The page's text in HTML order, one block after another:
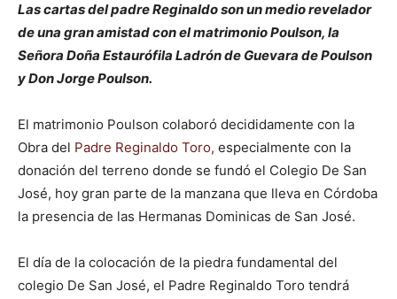
Las cartas del padre Reginaldo son un medio revelador
de una gran amistad con el matrimonio Poulson, la
Señora Doña Estaurófila Ladrón de Guevara de Poulson
y Don Jorge Poulson.
El matrimonio Poulson colaboró decididamente con la
Obra del Padre Reginaldo Toro, especialmente con la
donación del terreno donde se fundó el Colegio De San
José, hoy gran parte de la manzana que lleva en Córdoba
la presencia de las Hermanas Dominicas de San José.
El día de la colocación de la piedra fundamental del
colegio De San José, el Padre Reginaldo Toro tendrá